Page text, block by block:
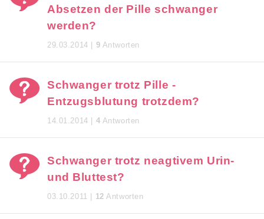
Absetzen der Pille schwanger
werden?
29.03.2014 | 9 Antworten
Schwanger trotz Pille -
Entzugsblutung trotzdem?
14.01.2014 | 4 Antworten
Schwanger trotz neagtivem Urin-
und Bluttest?
03.10.2011 | 12 Antworten